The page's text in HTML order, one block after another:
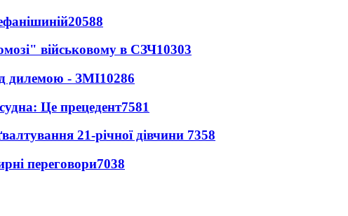
20588
військовому в СЗЧ10303
дилемою - ЗМІ10286
Це прецедент7581
21-річної дівчини 7358
переговори7038